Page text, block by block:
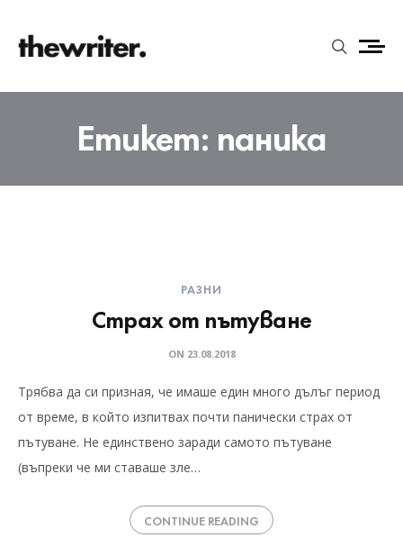
Етикет: паника
РАЗНИ
Страх от пътуване
ON 23.08.2018
Трябва да си призная, че имаше един много дълъг период
от време, в който изпитвах почти панически страх от
пътуване. Не единствено заради самото пътуване
(въпреки че ми ставаше зле…
CONTINUE READING